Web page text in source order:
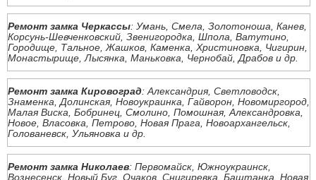
Ремонт замка Черкассы: Умань, Смела, Золотоноша, Канев,
Корсунь-Шевченковский, Звенигородка, Шпола, Ватутино,
Городище, Тальное, Жашков, Каменка, Христиновка, Чигирин,
Монастырище, Лысянка, Маньковка, Чернобай, Драбов и др.
Ремонт замка Кировоград: Александрия, Светловодск,
Знаменка, Долинская, Новоукраинка, Гайворон, Новомиргород,
Малая Виска, Бобринец, Смолино, Помошная, Александровка,
Новое, Власовка, Петрово, Новая Прага, Новоархангельск,
Голованевск, Ульяновка и др.
Ремонт замка Николаев: Первомайск, Южноукраинск,
Вознесенск, Новый Буг, Очаков, Снигиревка, Баштанка, Новая